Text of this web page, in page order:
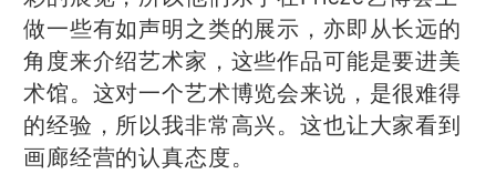
做一些有如声明之类的展示，亦即从长远的
角度来介绍艺术家，这些作品可能是要进美
术馆。这对一个艺术博览会来说，是很难得
的经验，所以我非常高兴。这也让大家看到
画廊经营的认真态度。